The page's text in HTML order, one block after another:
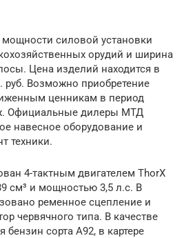
силовой установки
орудий и ширина
Цена изделий находится в
руб. Возможно приобретение
ценникам в период
Официальные дилеры МТД
навесное оборудование и
техники.
4-тактным двигателем ThorX
см³ и мощностью 3,5 л.с. В
ременное сцепление и
червячного типа. В качестве
бензин сорта А92, в картере